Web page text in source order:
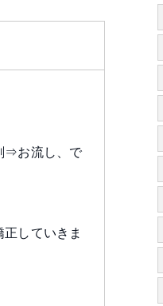
⇒お流し、で
していきま